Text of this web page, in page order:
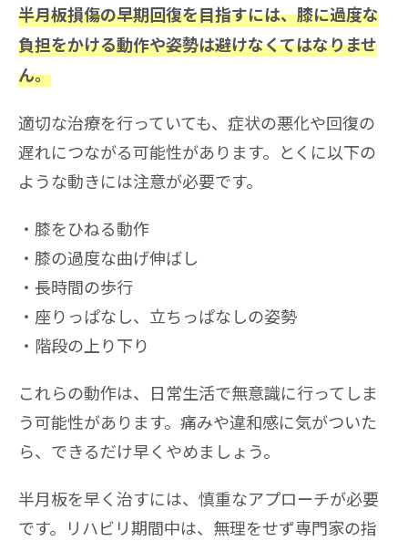
半月板損傷の早期回復を目指すには、膝に過度な
負担をかける動作や姿勢は避けなくてはなりませ
ん。
適切な治療を行っていても、症状の悪化や回復の
遅れにつながる可能性があります。とくに以下の
ような動きには注意が必要です。
膝をひねる動作
膝の過度な曲げ伸ばし
長時間の歩行
座りっぱなし、立ちっぱなしの姿勢
階段の上り下り
これらの動作は、日常生活で無意識に行ってしま
う可能性があります。痛みや違和感に気がついた
ら、できるだけ早くやめましょう。
半月板を早く治すには、慎重なアプローチが必要
です。リハビリ期間中は、無理をせず専門家の指